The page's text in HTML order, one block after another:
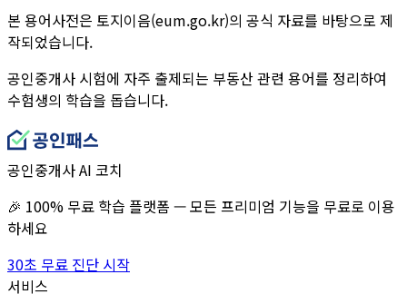
본 용어사전은 토지이음(eum.go.kr)의 공식 자료를 바탕으로 제
작되었습니다.
공인중개사 시험에 자주 출제되는 부동산 관련 용어를 정리하여
수험생의 학습을 돕습니다.
공인중개사 AI 코치
🎉 100% 무료 학습 플랫폼 — 모든 프리미엄 기능을 무료로 이용
하세요
30초 무료 진단 시작
서비스